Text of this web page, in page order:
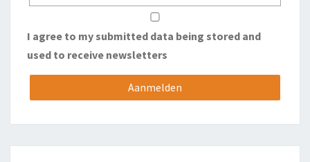
I agree to my submitted data being stored and
used to receive newsletters